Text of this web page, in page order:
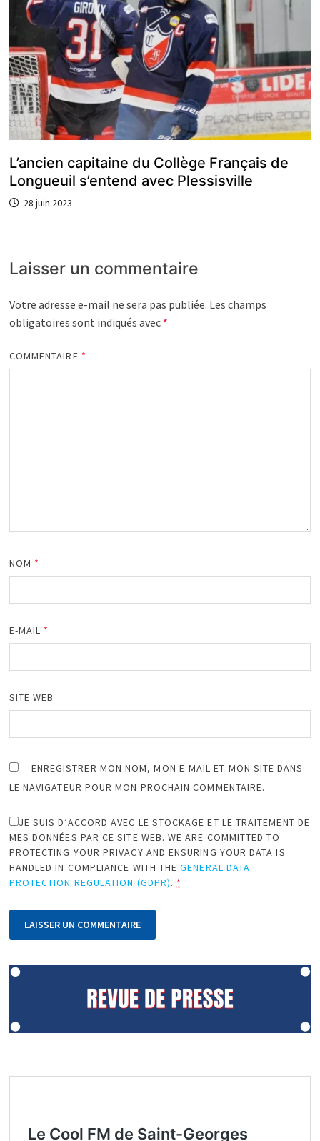
L’ancien capitaine du Collège Français de
Longueuil s’entend avec Plessisville
28 juin 2023
Laisser un commentaire
Votre adresse e-mail ne sera pas publiée. Les champs
obligatoires sont indiqués avec *
COMMENTAIRE *
NOM *
E-MAIL *
SITE WEB
ENREGISTRER MON NOM, MON E-MAIL ET MON SITE DANS
LE NAVIGATEUR POUR MON PROCHAIN COMMENTAIRE.
JE SUIS D’ACCORD AVEC LE STOCKAGE ET LE TRAITEMENT DE
MES DONNÉES PAR CE SITE WEB. WE ARE COMMITTED TO
PROTECTING YOUR PRIVACY AND ENSURING YOUR DATA IS
HANDLED IN COMPLIANCE WITH THEGENERAL DATA
PROTECTION REGULATION (GDPR). *